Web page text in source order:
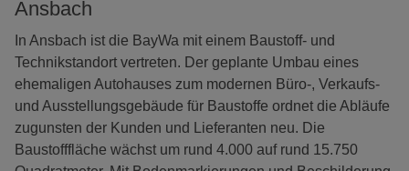
Ansbach
In Ansbach ist die BayWa mit einem Baustoff- und
Technikstandort vertreten. Der geplante Umbau eines
ehemaligen Autohauses zum modernen Büro-, Verkaufs-
und Ausstellungsgebäude für Baustoffe ordnet die Abläufe
zugunsten der Kunden und Lieferanten neu. Die
Baustofffläche wächst um rund 4.000 auf rund 15.750